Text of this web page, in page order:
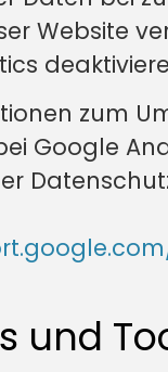
Website
zum
Google
und